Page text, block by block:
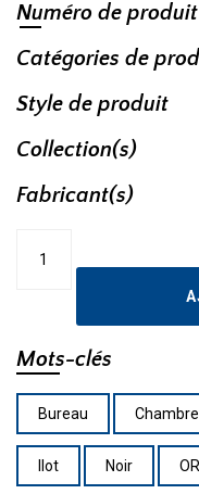
Numéro de produit
Catégories de
Style de produit
Collection(s)
Fabricant(s)
AGB-
WH
Mots-clés
Bureau Chambre
Ilot Noir OR